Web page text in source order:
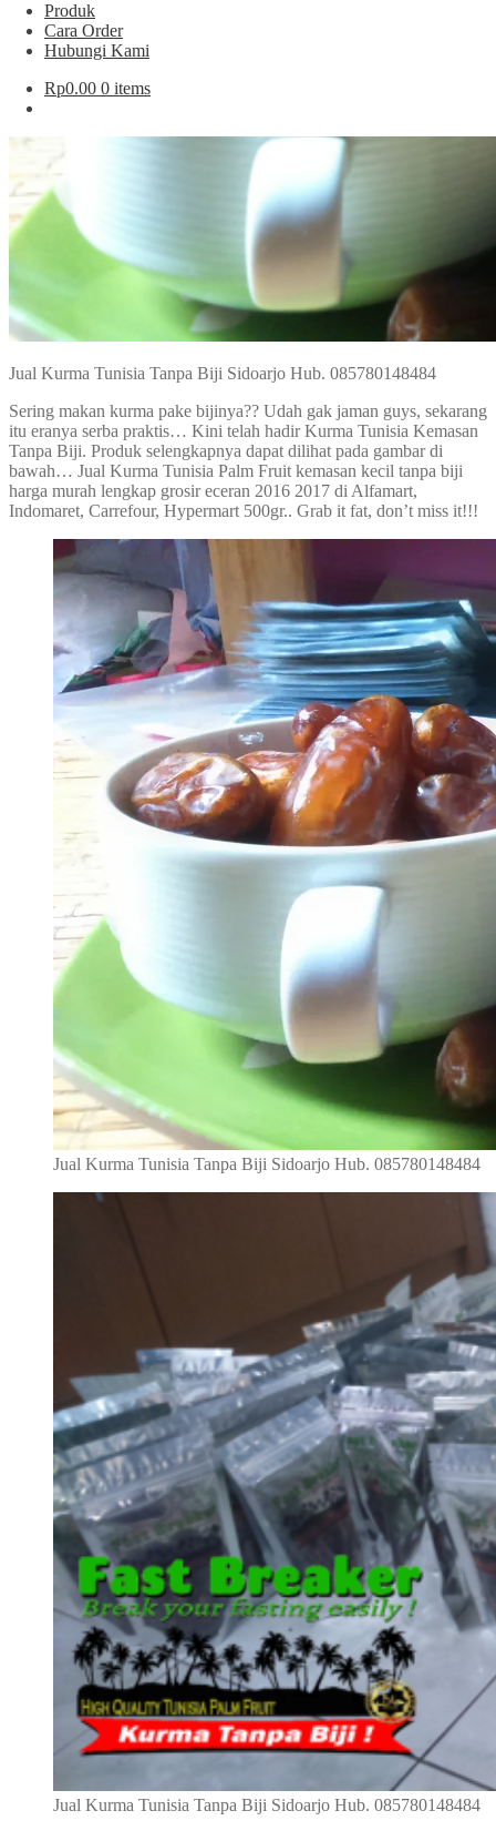
Produk
Cara Order
Hubungi Kami
Rp0.00 0 items
Jual Kurma Tunisia Tanpa Biji Sidoarjo Hub. 085780148484
Sering makan kurma pake bijinya?? Udah gak jaman guys, sekarang
itu eranya serba praktis… Kini telah hadir Kurma Tunisia Kemasan
Tanpa Biji. Produk selengkapnya dapat dilihat pada gambar di
bawah… Jual Kurma Tunisia Palm Fruit kemasan kecil tanpa biji
harga murah lengkap grosir eceran 2016 2017 di Alfamart,
Indomaret, Carrefour, Hypermart 500gr.. Grab it fat, don’t miss it!!!
Jual Kurma Tunisia Tanpa Biji Sidoarjo Hub. 085780148484
Jual Kurma Tunisia Tanpa Biji Sidoarjo Hub. 085780148484